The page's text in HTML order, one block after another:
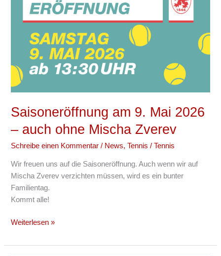
Saisoneröffnung am 9. Mai 2026
– auch ohne Mischa Zverev
Schreibe einen Kommentar / News,Tennis /Tennis
Wir freuen uns auf die Saisoneröffnung. Auch wenn wir auf
Mischa Zverev verzichten müssen, wird es ein bunter
Familientag.
Kommt alle!
ohne
Mischa
Zverev
Weiterlesen »